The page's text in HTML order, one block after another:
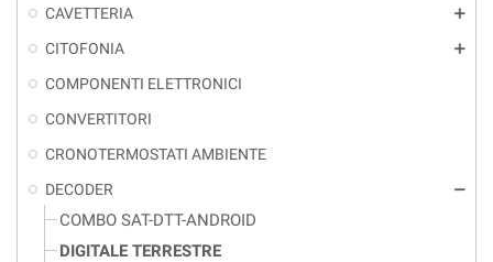
CAVETTERIA add
CITOFONIA add
COMPONENTI ELETTRONICI
CONVERTITORI
CRONOTERMOSTATI AMBIENTE
DECODER
remove
COMBO SAT-DTT-ANDROID
DIGITALE TERRESTRE